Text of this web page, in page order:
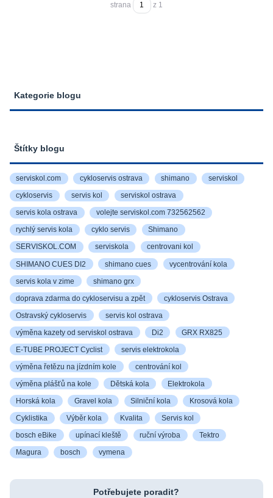
Kategorie blogu
Štítky blogu
serviskol.com cykloservis ostrava shimano serviskol
cykloservis servis kol serviskol ostrava
servis kola ostrava volejte serviskol.com 732562562
rychlý servis kola cyklo servis Shimano
SERVISKOL.COM serviskola centrovani kol
SHIMANO CUES DI2 shimano cues vycentrování kola
servis kola v zime shimano grx
doprava zdarma do cykloservisu a zpět cykloservis Ostrava
Ostravský cykloservis servis kol ostrava
výměna kazety od serviskol ostrava Di2 GRX RX825
E-TUBE PROJECT Cyclist servis elektrokola
výměna řetězu na jízdním kole centrování kol
výměna plášťů na kole Dětská kola Elektrokola
Horská kola Gravel kola Silniční kola Krosová kola
Cyklistika Výběr kola Kvalita Servis kol
bosch eBike upínací kleště ruční výroba Tektro
Magura bosch vymena
Potřebujete poradit?
strana z 1